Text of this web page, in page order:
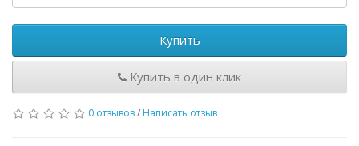
Купить
Купить в один клик
0 отзывов/ Написать отзыв